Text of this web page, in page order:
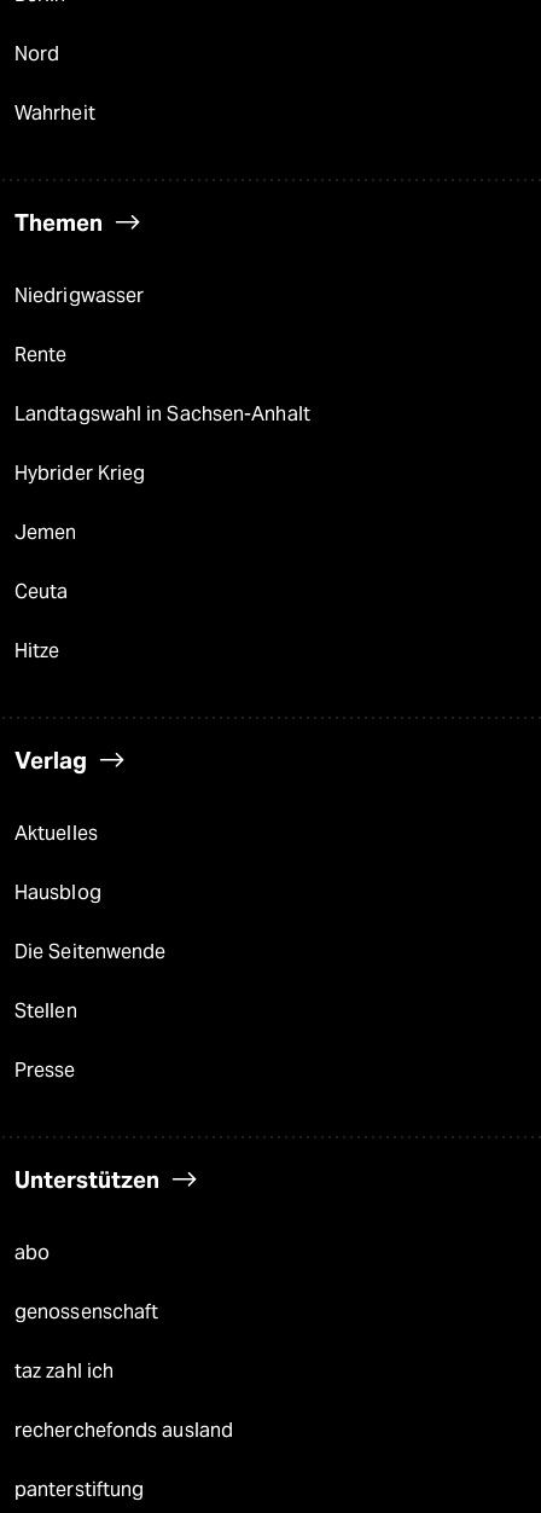
Nord
Wahrheit
Themen
Niedrigwasser
Rente
Landtagswahl in Sachsen-Anhalt
Hybrider Krieg
Jemen
Ceuta
Hitze
Verlag
Aktuelles
Hausblog
Die Seitenwende
Stellen
Presse
Unterstützen
abo
genossenschaft
taz zahl ich
recherchefonds ausland
panterstiftung